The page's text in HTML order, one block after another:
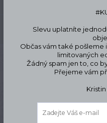
Designové dekorace a bydlení
Slevu uplatníte
Občas vám také
limitovaných
Žádný spam jen to, co
Přejeme vám